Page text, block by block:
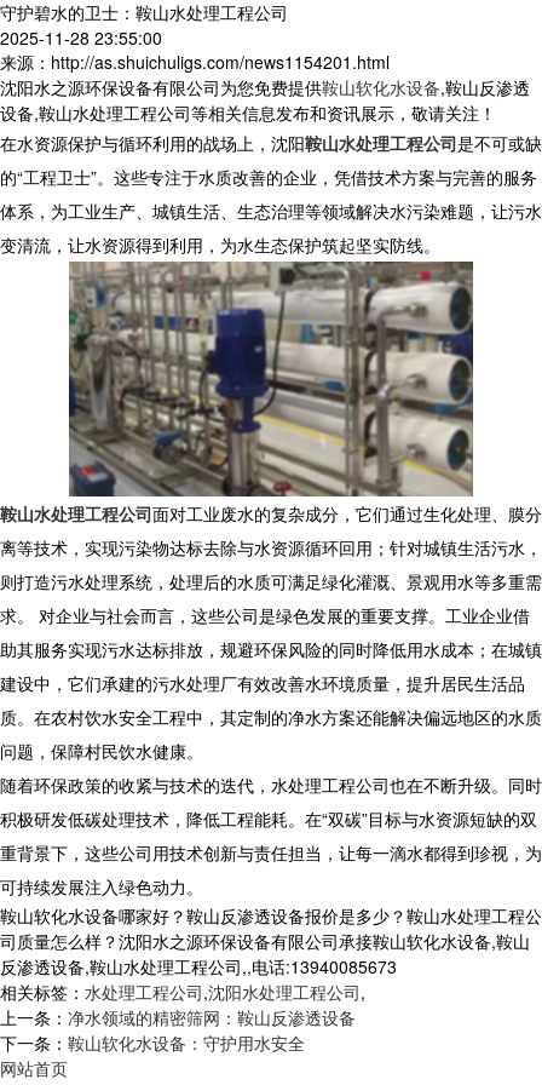
守护碧水的卫士：鞍山水处理工程公司
2025-11-28 23:55:00
来源：http://as.shuichuligs.com/news1154201.html
沈阳水之源环保设备有限公司为您免费提供鞍山软化水设备,鞍山反渗透
设备,鞍山水处理工程公司等相关信息发布和资讯展示，敬请关注！
在水资源保护与循环利用的战场上，沈阳鞍山水处理工程公司是不可或缺
的“工程卫士”。这些专注于水质改善的企业，凭借技术方案与完善的服务
体系，为工业生产、城镇生活、生态治理等领域解决水污染难题，让污水
变清流，让水资源得到利用，为水生态保护筑起坚实防线。
鞍山水处理工程公司面对工业废水的复杂成分，它们通过生化处理、膜分
离等技术，实现污染物达标去除与水资源循环回用；针对城镇生活污水，
则打造污水处理系统，处理后的水质可满足绿化灌溉、景观用水等多重需
求。 对企业与社会而言，这些公司是绿色发展的重要支撑。工业企业借
助其服务实现污水达标排放，规避环保风险的同时降低用水成本；在城镇
建设中，它们承建的污水处理厂有效改善水环境质量，提升居民生活品
质。在农村饮水安全工程中，其定制的净水方案还能解决偏远地区的水质
问题，保障村民饮水健康。
随着环保政策的收紧与技术的迭代，水处理工程公司也在不断升级。同时
积极研发低碳处理技术，降低工程能耗。在“双碳”目标与水资源短缺的双
重背景下，这些公司用技术创新与责任担当，让每一滴水都得到珍视，为
可持续发展注入绿色动力。
鞍山软化水设备哪家好？鞍山反渗透设备报价是多少？鞍山水处理工程公
司质量怎么样？沈阳水之源环保设备有限公司承接鞍山软化水设备,鞍山
反渗透设备,鞍山水处理工程公司,,电话:13940085673
相关标签： 水处理工程公司,沈阳水处理工程公司,
上一条： 净水领域的精密筛网：鞍山反渗透设备
下一条： 鞍山软化水设备：守护用水安全
网站首页